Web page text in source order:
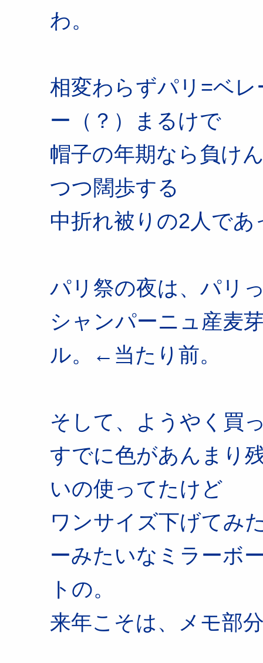
わ。
相変わらずパリ=ベ
ー（？）まるけで
帽子の年期なら負け
つつ闊歩する
中折れ被りの2人であ
パリ祭の夜は、パリ
シャンパーニュ産麦
ル。←当たり前。
そして、ようやく買
すでに色があんまり
いの使ってたけど
ワンサイズ下げてみ
ーみたいなミラーボ
トの。
来年こそは、メモ部